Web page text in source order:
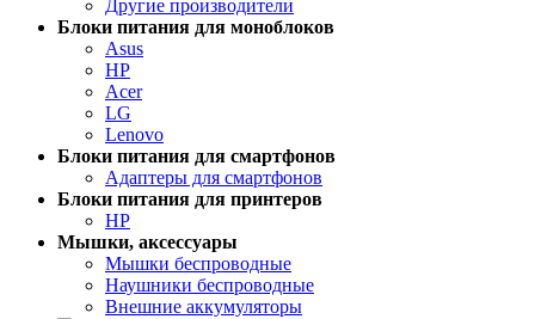
Другие производители
Блоки питания для моноблоков
Asus
HP
Acer
LG
Lenovo
Блоки питания для смартфонов
Адаптеры для смартфонов
Блоки питания для принтеров
HP
Мышки, аксессуары
Мышки беспроводные
Наушники беспроводные
Внешние аккумуляторы